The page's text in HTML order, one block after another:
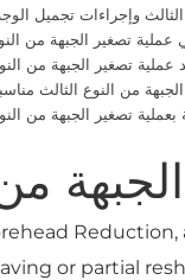
وإجراءات تجميل
تصغير الجبهة من
تصغير الجبهة من
من النوع الثالث
تصغير الجبهة من
Reduction,
or partial